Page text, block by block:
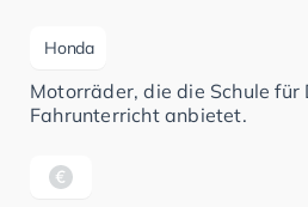
Honda
Motorräder, die die Schule für
Fahrunterricht anbietet.